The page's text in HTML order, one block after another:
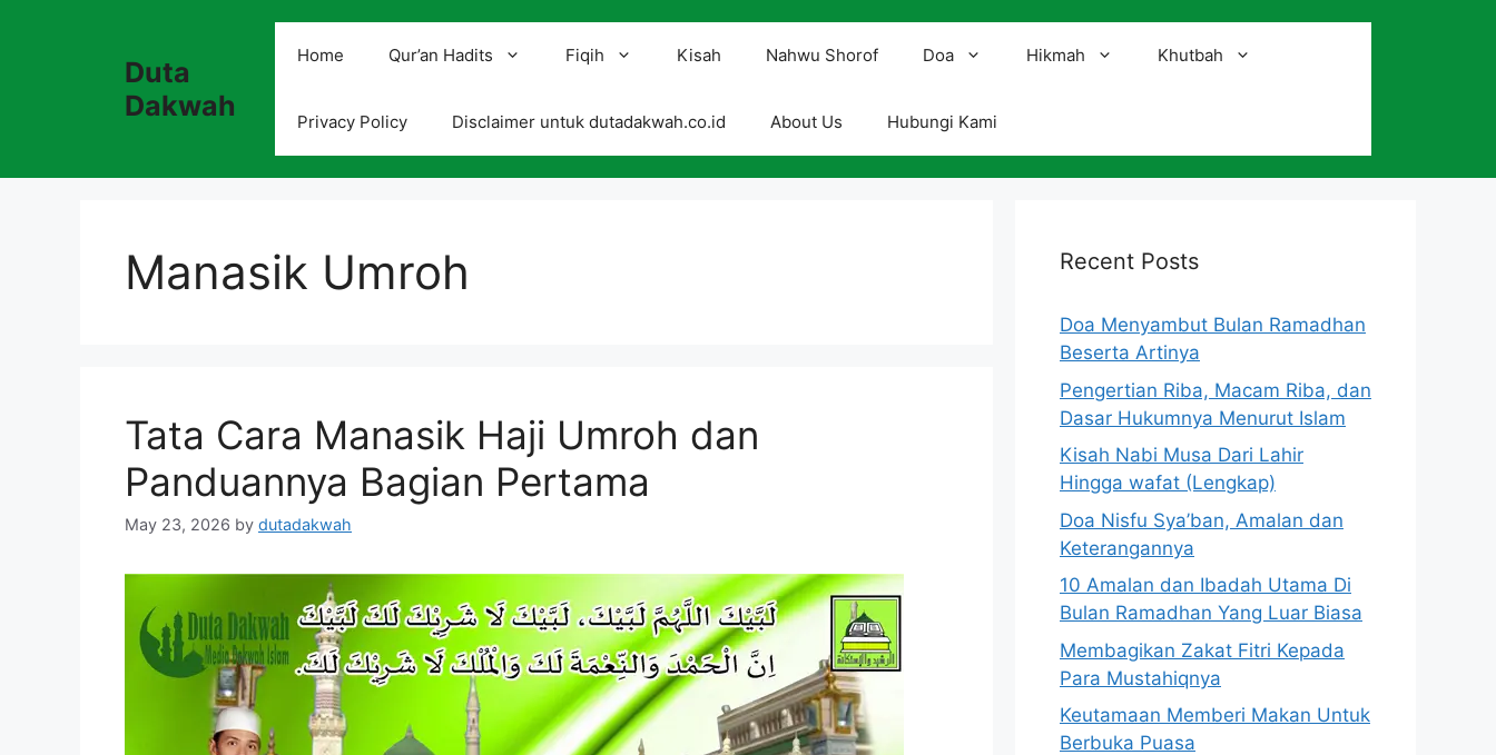
Duta
Dakwah
Home Qur’an Hadits Fiqih Kisah Nahwu Shorof Doa Hikmah Khutbah
Privacy Policy Disclaimer untuk dutadakwah.co.id About Us Hubungi Kami
Manasik Umroh
Tata Cara Manasik Haji Umroh dan
Panduannya Bagian Pertama
May 23, 2026 by dutadakwah
Recent Posts
Doa Menyambut Bulan Ramadhan
Beserta Artinya
Pengertian Riba, Macam Riba, dan
Dasar Hukumnya Menurut Islam
Kisah Nabi Musa Dari Lahir
Hingga wafat (Lengkap)
Doa Nisfu Sya’ban, Amalan dan
Keterangannya
10 Amalan dan Ibadah Utama Di
Bulan Ramadhan Yang Luar Biasa
Membagikan Zakat Fitri Kepada
Para Mustahiqnya
Keutamaan Memberi Makan Untuk
Berbuka Puasa